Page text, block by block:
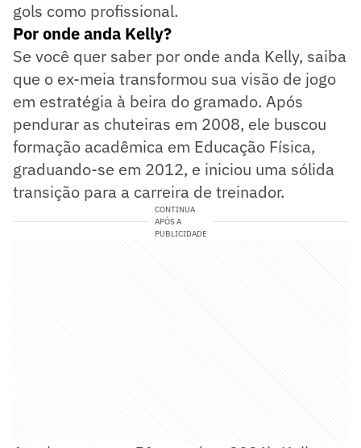
gols como profissional.
Por onde anda Kelly?
Se você quer saber por onde anda Kelly, saiba
que o ex-meia transformou sua visão de jogo
em estratégia à beira do gramado. Após
pendurar as chuteiras em 2008, ele buscou
formação acadêmica em Educação Física,
graduando-se em 2012, e iniciou uma sólida
transição para a carreira de treinador.
CONTINUA
APÓS A
PUBLICIDADE